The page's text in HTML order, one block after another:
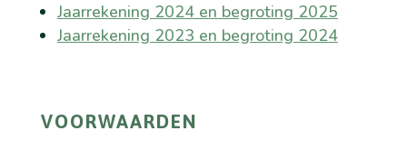
Jaarrekening 2024 en begroting 2025
Jaarrekening 2023 en begroting 2024
VOORWAARDEN